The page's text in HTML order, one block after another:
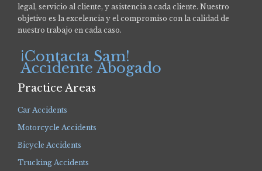
legal, servicio al cliente, y asistencia a cada cliente. Nuestro
objetivo es la excelencia y el compromiso con la calidad de
nuestro trabajo en cada caso.
¡Contacta Sam!
Accidente Abogado
Practice Areas
Car Accidents
Motorcycle Accidents
Bicycle Accidents
Trucking Accidents